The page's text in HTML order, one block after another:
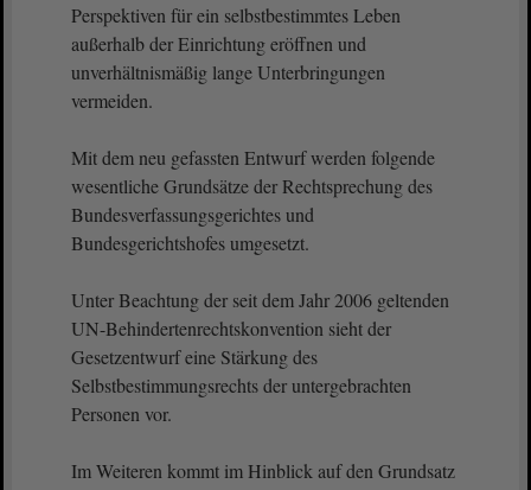
Perspektiven für ein selbstbestimmtes Leben
außerhalb der Einrichtung eröffnen und
unverhältnismäßig lange Unterbringungen
vermeiden.
Mit dem neu gefassten Entwurf werden folgende
wesentliche Grundsätze der Rechtsprechung des
Bundesverfassungsgerichtes und
Bundesgerichtshofes umgesetzt.
Unter Beachtung der seit dem Jahr 2006 geltenden
UN-Behindertenrechtskonvention sieht der
Gesetzentwurf eine Stärkung des
Selbstbestimmungsrechts der untergebrachten
Personen vor.
Im Weiteren kommt im Hinblick auf den Grundsatz